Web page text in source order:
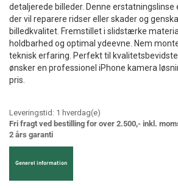
detaljerede billeder. Denne erstatningslinse
der vil reparere ridser eller skader og
billedkvalitet. Fremstillet i slidstærke
holdbarhed og optimal ydeevne. Nem
teknisk erfaring. Perfekt til
ønsker en professionel iPhone kamera
pris.
Leveringstid: 1 hverdag(e)
Fri fragt ved bestilling for over 2.500,- inkl.
2 års garanti
Generel information